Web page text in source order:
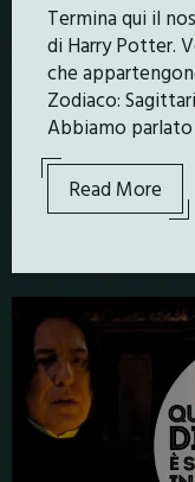
Termina qui il
di Harry Potter.
che
Zodiaco:
Abbiamo
Read More